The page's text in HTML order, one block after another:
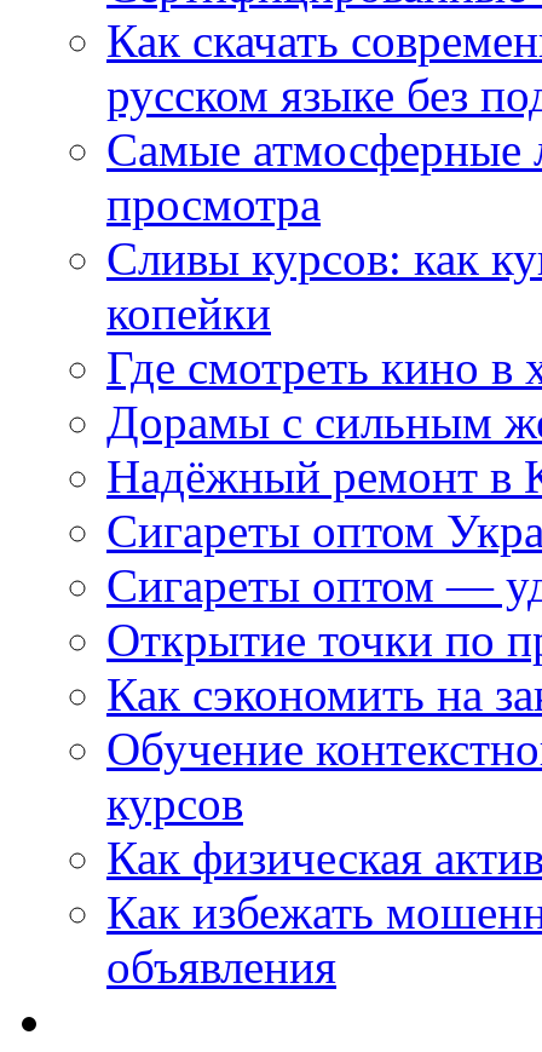
Как скачать
русском языке без
Самые атмосферные
просмотра
Сливы курсов: как
копейки
Где смотреть кино в
Дорамы с сильным
Надёжный ремонт в
Сигареты оптом
Сигареты оптом —
Открытие точки по
Как сэкономить на
Обучение
курсов
Как физическая
Как избежать
объявления